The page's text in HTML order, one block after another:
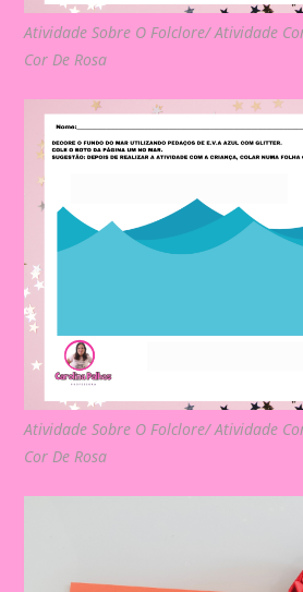
Atividade Sobre O Folclore/ Atividade
Cor De Rosa
Atividade Sobre O Folclore/ Atividade
Cor De Rosa